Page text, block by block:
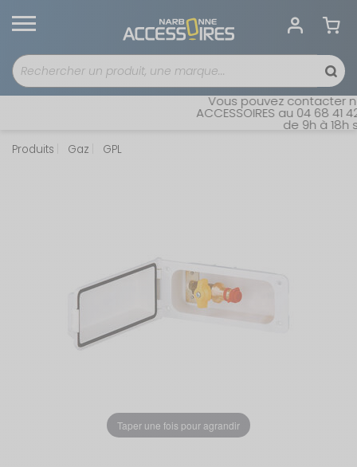
Vous pouvez contacter
ACCESSOIRES au 04 68 41
de 9h à 18h
Produits Gaz GPL
Taper une fois pour agrandir